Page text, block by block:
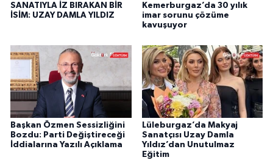
SANATIYLA İZ BIRAKAN BİR
İSİM: UZAY DAMLA YILDIZ
Kemerburgaz’da 30 yılık
imar sorunu çözüme
kavuşuyor
Başkan Özmen Sessizliğini
Bozdu: Parti Değiştireceği
İddialarına Yazılı Açıklama
Lüleburgaz’da Makyaj
Sanatçısı Uzay Damla
Yıldız’dan Unutulmaz
Eğitim